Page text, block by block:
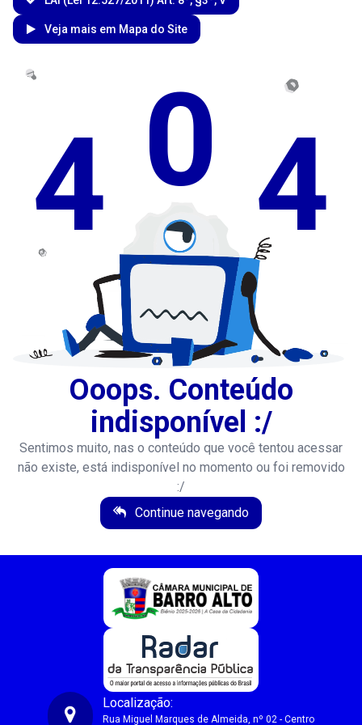
Veja mais em Mapa do Site
4 0 4
Ooops. Conteúdo
indisponível :/
Sentimos muito, nas o conteúdo que você tentou acessar
não existe, está indisponível no momento ou foi removido
:/
Continue navegando
Localização:
Rua Miguel Marques de Almeida, nº 02 - Centro